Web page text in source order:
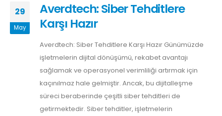
29
May
Averdtech: Siber Tehditlere
Karşı Hazır
Averdtech: Siber Tehditlere Karşı Hazır Günümüzde
işletmelerin dijital dönüşümü, rekabet avantajı
sağlamak ve operasyonel verimliliği artırmak için
kaçınılmaz hale gelmiştir. Ancak, bu dijitalleşme
süreci beraberinde çeşitli siber tehditleri de
getirmektedir. Siber tehditler, işletmelerin